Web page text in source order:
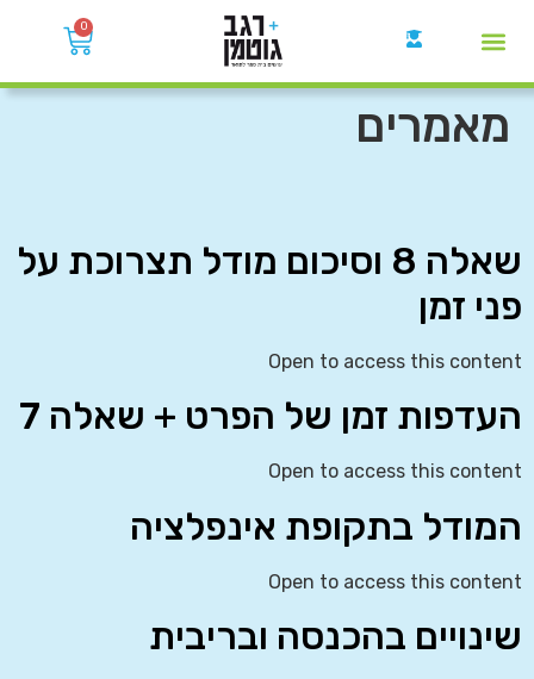
0
מאמרים
שאלה 8 וסיכום מודל תצרוכת על
פני זמן
Open to access this content
העדפות זמן של הפרט + שאלה 7
Open to access this content
המודל בתקופת אינפלציה
Open to access this content
שינויים בהכנסה ובריבית